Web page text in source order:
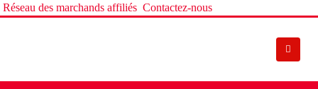
Réseau des marchands affiliés Contactez-nous